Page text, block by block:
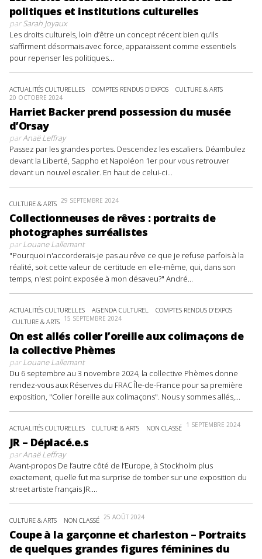
politiques et institutions culturelles
parSarah Joyaux
Les droits culturels, loin d’être un concept récent bien qu’ils
s’affirment désormais avec force, apparaissent comme essentiels
pour repenser les politiques...
ACTUALITÉS CULTURELLES COMPTES RENDUS D'EXPOS CULTURE & ARTS
20 OCTOBRE 2024
Harriet Backer prend possession du musée
d’Orsay
parAnaë Leffray
Passez par les grandes portes. Descendez les escaliers. Déambulez
devant la Liberté, Sappho et Napoléon 1er pour vous retrouver
devant un nouvel escalier. En haut de celui-ci...
CULTURE & ARTS 29 SEPTEMBRE 2024
Collectionneuses de rêves : portraits de
photographes surréalistes
parLouane Lallemant
"Pourquoi n'accorderais-je pas au rêve ce que je refuse parfois à la
réalité, soit cette valeur de certitude en elle-même, qui, dans son
temps, n'est point exposée à mon désaveu?" André...
ACTUALITÉS CULTURELLES AGENDA CULTUREL
COMPTES RENDUS D'EXPOS
CULTURE & ARTS 15 SEPTEMBRE 2024
On est allés coller l’oreille aux colimaçons de
la collective Phèmes
parLouane Lallemant
Du 6 septembre au 3 novembre 2024, la collective Phèmes donne
rendez-vous aux Réserves du FRAC Île-de-France pour sa première
exposition, "Coller l'oreille aux colimaçons". Nous y sommes allés,...
ACTUALITÉS CULTURELLES CULTURE & ARTS NON CLASSÉ 1 SEPTEMBRE 2024
JR – Déplacé.e.s
parAnaë Leffray
Avant-propos De l’autre côté de l’Europe, à Stockholm plus
exactement, quelle fut ma surprise de tomber sur une exposition du
street artiste français JR....
CULTURE & ARTS NON CLASSÉ 25 AOÛT 2024
Coupe à la garçonne et charleston – Portraits
de quelques grandes figures féminines du